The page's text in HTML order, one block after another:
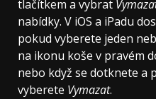
tlačítkem a vybrat
nabídky. V iOS a iPadu
pokud vyberete jeden
na ikonu koše v pravém
nebo když se dotknete a
vyberete Vymazat.